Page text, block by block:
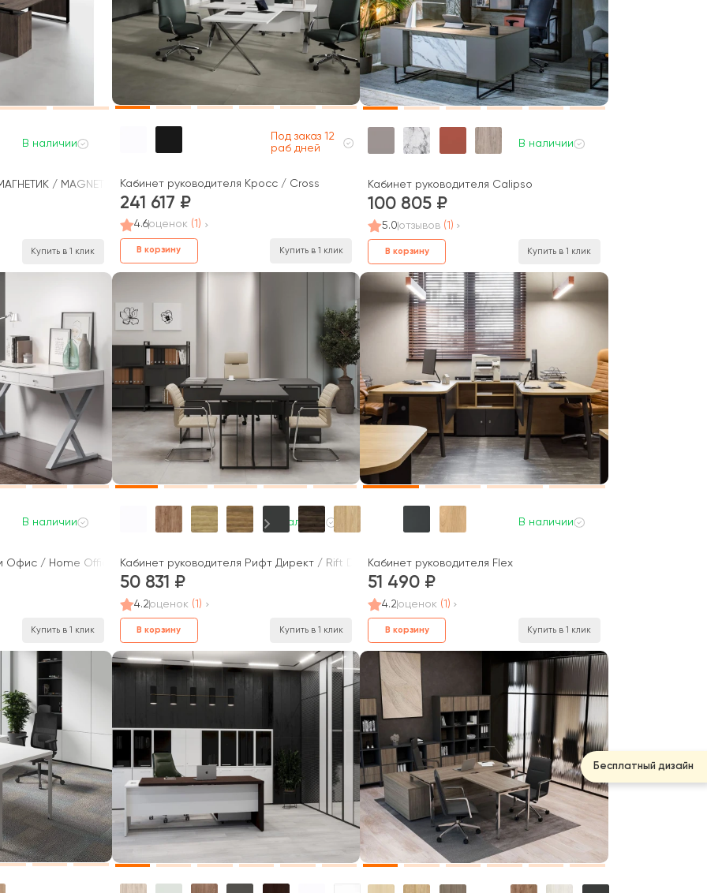
В наличии
/ MAGNETIC
Купить в 1 клик
Под заказ 12
раб дней
Кабинет руководителя Кросс / Cross
241 617
4.6оценок (1)
В корзину Купить в 1 клик
В наличии
Кабинет руководителя Calipso
100 805
5.0отзывов (1)
В корзину Купить в 1 клик
В наличии
Офис / Home Office
Купить в 1 клик
В наличии
Кабинет руководителя Рифт Директ / Rift Direct
50 831
4.2оценок (1)
В корзину Купить в 1 клик
В наличии
Кабинет руководителя Flex
51 490
4.2оценок (1)
В корзину Купить в 1 клик
Бесплатный дизайн